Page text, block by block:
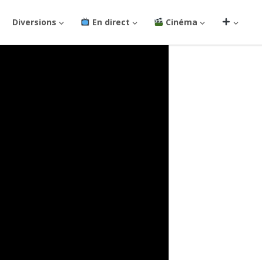
Diversions En direct Cinéma